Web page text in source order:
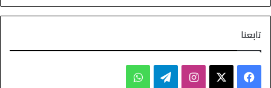
تابعنا